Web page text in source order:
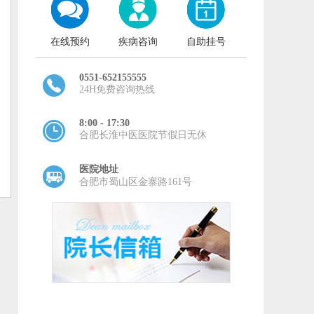
在线预约 疾病咨询 自助挂号
0551-652155555
24H免费咨询热线
8:00 - 17:30
合肥长淮中医医院节假日无休
医院地址
合肥市蜀山区金寨路161号